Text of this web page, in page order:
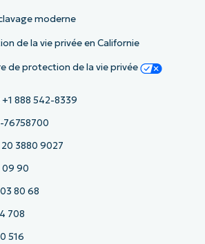
moderne
de la vie privée en Californie
de protection de la vie privée
+1 888 542-8339
76758700
3880 9027
09 90
80 68
708
516